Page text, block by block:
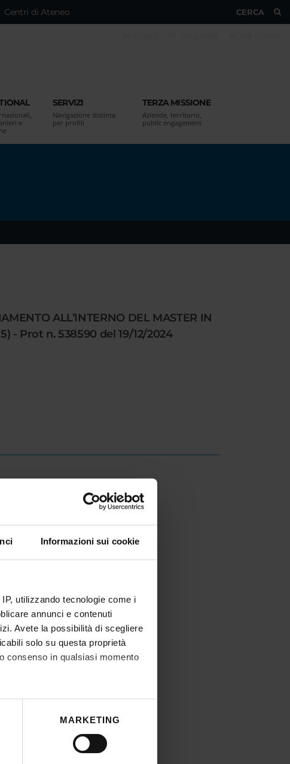
Informazioni sui cookie
utilizzando tecnologie come i
annunci e contenuti
Avete la possibilità di scegliere
solo su questa proprietà
consenso in qualsiasi momento
metro,
sezione dettagli . Puoi
MARKETING
CERCA
Centri di Ateneo
e
SERVIZI
Navigazione distinta
per profili
TERZA MISSIONE
Aziende, territorio,
public engagement
ALL’INTERNO DEL MASTER IN
- Prot n. 538590 del 19/12/2024